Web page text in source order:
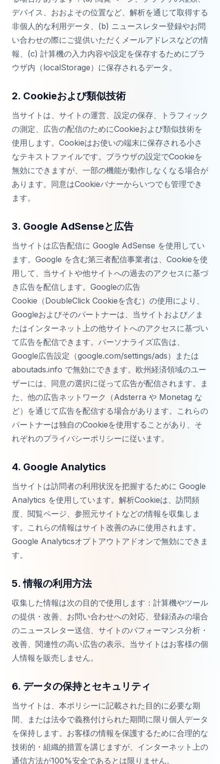
デバイス、おおよその位置など、解析を通じて取得する
非個人的な利用データ、(b) ニュースレター登録やお問
い合わせの際にご提供いただくメールアドレスなどの情
報、(c) 計算機の入力内容や設定を保存するためにブラ
ウザ内（localStorage）に保存されるデータ。
2. Cookieおよび類似技術
当サイトは、サイトの運営、設定の保存、トラフィック
の測定、広告の配信のためにCookieおよび類似技術を
使用します。Cookieはお使いの端末に保存される小さ
なテキストファイルです。ブラウザの設定でCookieを
無効にできますが、一部の機能が動作しなくなる場合が
あります。同意はCookieバナーからいつでも管理でき
ます。
3. Google AdSenseと広告
当サイトは広告配信に Google AdSense を使用してい
ます。Google を含む第三者配信事業者は、Cookieを使
用して、当サイトや他サイトへの過去のアクセスに基づ
き広告を配信します。Googleの広告
Cookie（DoubleClick Cookieを含む）の使用により、
Googleおよびそのパートナーは、当サイトおよび／ま
たはインターネット上の他サイトへのアクセスに基づい
て広告を配信できます。パーソナライズ広告は、
Google広告設定（google.com/settings/ads）または
aboutads.info で無効にできます。欧州経済領域のユー
ザーには、同意の選択に従って広告が配信されます。ま
た、他の広告ネットワーク（Adsterra や Monetag な
ど）を通じて広告を配信する場合があります。これらの
パートナーは独自のCookieを使用することがあり、そ
れぞれのプライバシーポリシーに従います。
4. Google Analytics
当サイトは訪問者の利用状況を把握するために Google
Analytics を使用しています。解析Cookieは、訪問頻
度、閲覧ページ、参照元サイトなどの情報を収集しま
す。これらの情報はサイト改善のみに使用されます。
Google Analyticsオプトアウトアドオンで無効にできま
す。
5. 情報の利用方法
収集した情報は次の目的で使用します：計算機やツール
の提供・改善、お問い合わせへの対応、登録済みの場合
のニュースレター送信、サイトのパフォーマンス分析・
改善、関連性の高い広告の表示。当サイトはお客様の個
人情報を販売しません。
6. データの保持とセキュリティ
当サイトは、本ポリシーに記載された目的に必要な期
間、または法令で義務付けられた期間に限り個人データ
を保持します。お客様の情報を保護するために合理的な
技術的・組織的措置を講じますが、インターネット上の
通信方法が100%安全であるとは限りません。